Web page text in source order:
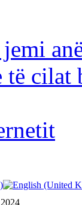
të cilat